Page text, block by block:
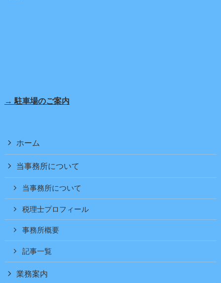
→ 駐車場のご案内
ホーム
当事務所について
当事務所について
税理士プロフィール
事務所概要
記事一覧
業務案内